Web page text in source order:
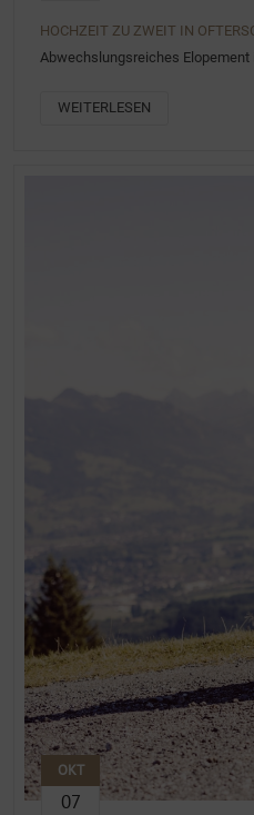
HOCHZEIT ZU ZWEIT IN
Abwechslungsreiches Elopement
WEITERLESEN
OKT
07